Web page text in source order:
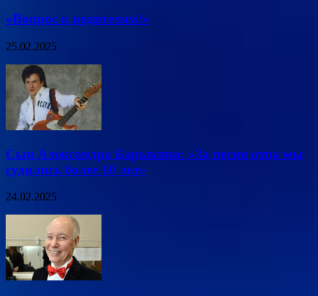
«Вопрос к родителям!»
25.02.2025
Сын Александра Барыкина: «За песни отца мы
судились более 10 лет»
24.02.2025